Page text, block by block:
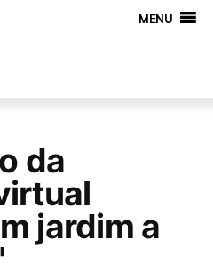
MENU
da
jardim a